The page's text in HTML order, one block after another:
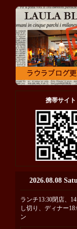
携帯サイト
2026.08.08
ランチ13:30閉店、
し切り、ディナー
ン